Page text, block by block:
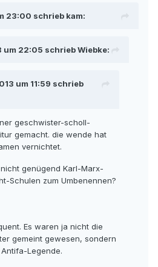
23:00 schrieb kam:
um 22:05 schrieb Wiebke:
um 11:59 schrieb
geschwister-scholl-
gemacht. die wende hat
vernichtet.
genügend Karl-Marx-
Schulen zum Umbenennen?
Es waren ja nicht die
gemeint gewesen, sondern
Legende.